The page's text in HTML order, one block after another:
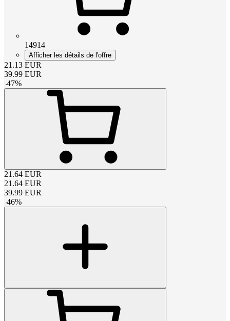
14914
Afficher les détails de l'offre
21.13 EUR
39.99 EUR
-47%
21.64 EUR
21.64 EUR
39.99 EUR
-46%